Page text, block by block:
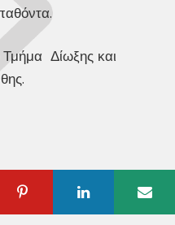
Τμήμα Δίωξης και
Pinterest Linkedin